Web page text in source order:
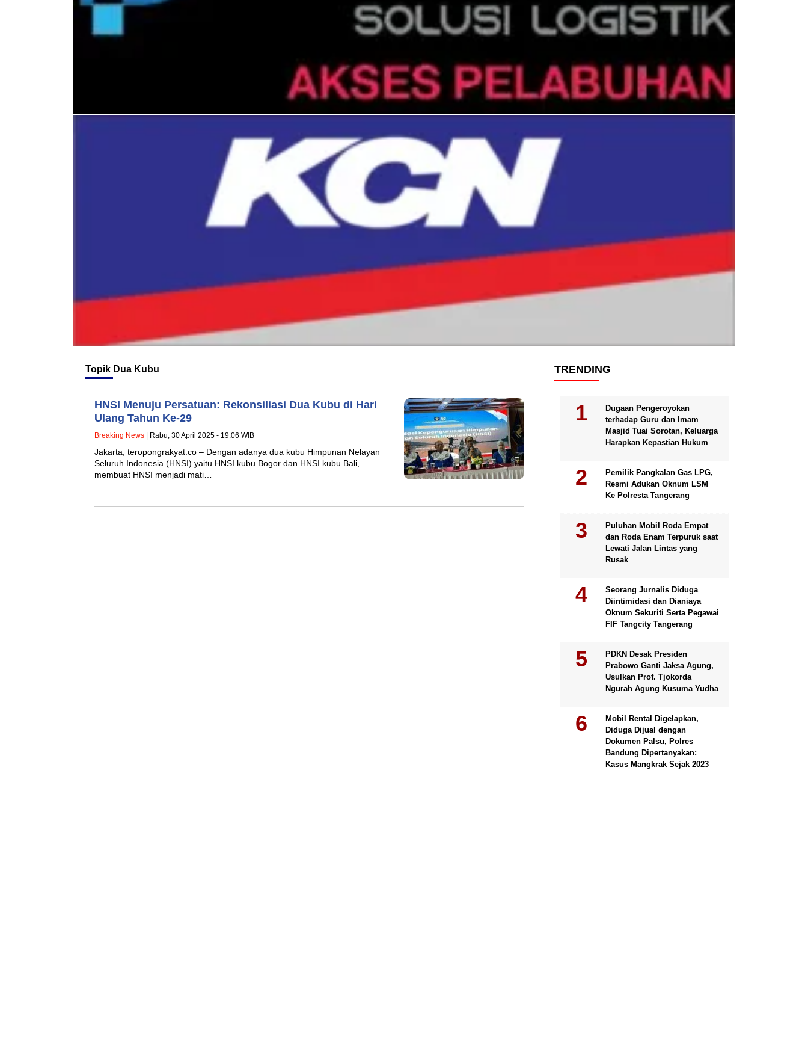
Topik Dua Kubu
HNSI Menuju Persatuan: Rekonsiliasi Dua Kubu di Hari
Ulang Tahun Ke-29
Breaking News | Rabu, 30 April 2025 - 19:06 WIB
Jakarta, teropongrakyat.co – Dengan adanya dua kubu Himpunan Nelayan
Seluruh Indonesia (HNSI) yaitu HNSI kubu Bogor dan HNSI kubu Bali,
membuat HNSI menjadi mati…
TRENDING
Dugaan Pengeroyokan
terhadap Guru dan Imam
Masjid Tuai Sorotan, Keluarga
Harapkan Kepastian Hukum
Pemilik Pangkalan Gas LPG,
Resmi Adukan Oknum LSM
Ke Polresta Tangerang
Puluhan Mobil Roda Empat
dan Roda Enam Terpuruk saat
Lewati Jalan Lintas yang
Rusak
Seorang Jurnalis Diduga
Diintimidasi dan Dianiaya
Oknum Sekuriti Serta Pegawai
FIF Tangcity Tangerang
PDKN Desak Presiden
Prabowo Ganti Jaksa Agung,
Usulkan Prof. Tjokorda
Ngurah Agung Kusuma Yudha
Mobil Rental Digelapkan,
Diduga Dijual dengan
Dokumen Palsu, Polres
Bandung Dipertanyakan:
Kasus Mangkrak Sejak 2023